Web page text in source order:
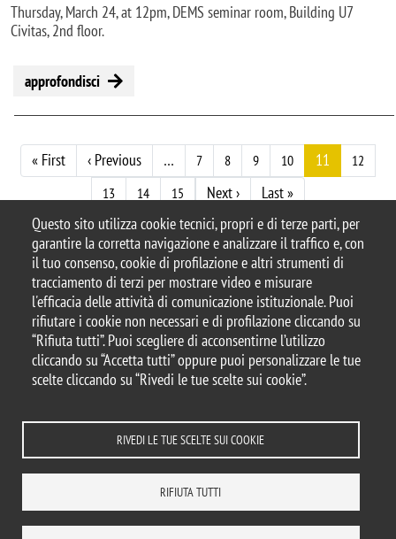
Questo sito utilizza cookie tecnici, propri e di terze parti, per
garantire la corretta navigazione e analizzare il traffico e, con
il tuo consenso, cookie di profilazione e altri strumenti di
tracciamento di terzi per mostrare video e misurare
l'efficacia delle attività di comunicazione istituzionale. Puoi
rifiutare i cookie non necessari e di profilazione cliccando su
“Rifiuta tutti”. Puoi scegliere di acconsentirne l’utilizzo
cliccando su “Accetta tutti” oppure puoi personalizzare le tue
scelte cliccando su “Rivedi le tue scelte sui cookie”.
RIVEDI LE TUE SCELTE SUI COOKIE
RIFIUTA TUTTI
Thursday, March 24, at 12pm, DEMS seminar room, Building U7
Civitas, 2nd floor.
approfondisci
Paginazione
« FirstPrima pagina
‹ PreviousPagina precedente
… 7 8 9 10 11
12
13
14 15 Next ›Pagina successiva
Last »Ultima pagina
© 2025 Università degli Studi di Milano-Bicocca
Piazza dell'Ateneo Nuovo, 1 - 20126, Milano
Casella PEC:ateneo.bicocca@pec.unimib.it
P.I. 12621570154 |
redazioneweb.dems@unimib.it
Note legali Privacy e cookie policy Amministrazione trasparente
Accessibilità
Rivedi le tue scelte sui cookie